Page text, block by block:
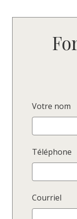
Votre nom
Téléphone
Courriel